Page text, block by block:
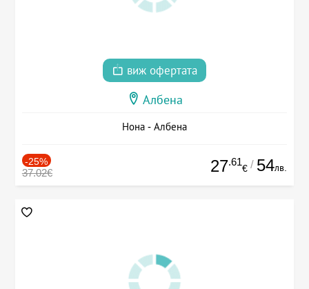
виж офертата
Албена
Нона - Албена
-25%
37.02€ 27.61
€ / 54лв.